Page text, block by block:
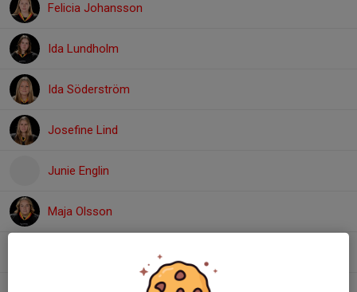
Felicia Johansson
Ida Lundholm
Ida Söderström
Josefine Lind
Junie Englin
Maja Olsson